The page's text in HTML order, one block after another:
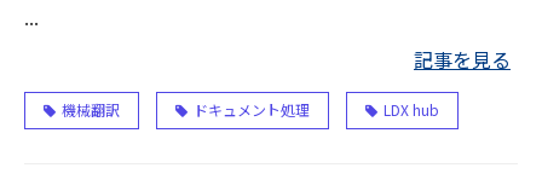
...
記事を見る
機械翻訳 ドキュメント処理 LDX hub